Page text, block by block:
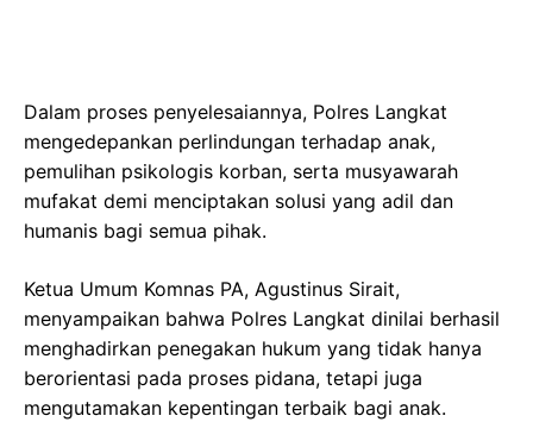
Dalam proses penyelesaiannya, Polres Langkat
mengedepankan perlindungan terhadap anak,
pemulihan psikologis korban, serta musyawarah
mufakat demi menciptakan solusi yang adil dan
humanis bagi semua pihak.
Ketua Umum Komnas PA, Agustinus Sirait,
menyampaikan bahwa Polres Langkat dinilai berhasil
menghadirkan penegakan hukum yang tidak hanya
berorientasi pada proses pidana, tetapi juga
mengutamakan kepentingan terbaik bagi anak.